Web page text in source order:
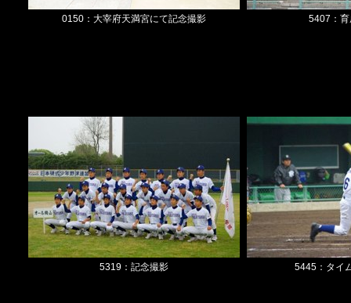
0150：大宰府天満宮にて記念撮影 5407：
5319：記念撮影 5445：タイ